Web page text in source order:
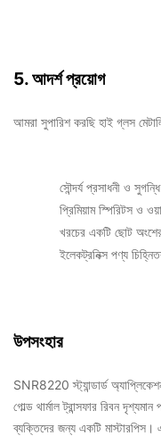
5. আদর্শ প্রয়োগ
আমরা সুপারিশ করছি হাই গ্লস
সৌন্দর্য প্রসাধনী ও সুগন্ধি
প্রিমিয়াম স্পিরিটস ও
খরচের একটি ছোট
ইলেকট্রনিক্স পণ্য
উপসংহার
SNR8220 স্ট্যান্ডার্ড
গোল্ড থার্মাল ট্রান্সফার রিবনদৃশ্যমান
ব্যক্তিদের জন্য একটি